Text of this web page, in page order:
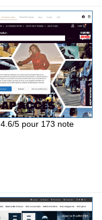
4.6/5 pour 173 note